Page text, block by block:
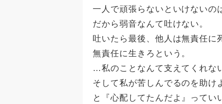
一人で頑張らないといけないの
だから弱音なんて吐けない。
吐いたら最後、他人は無責任に
無責任に生きろという。
…私のことなんて支えてくれな
そして私が苦しんでるのを助け
と『心配してたんだよ』ってい